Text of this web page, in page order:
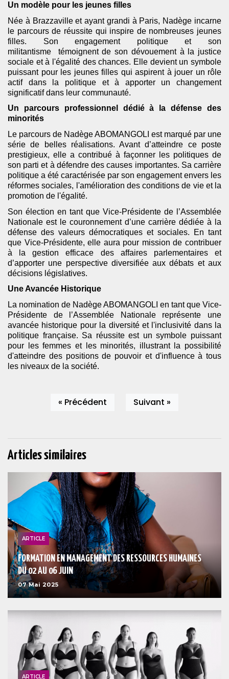
Un modèle pour les jeunes filles
Née à Brazzaville et ayant grandi à Paris, Nadège incarne
le parcours de réussite qui inspire de nombreuses jeunes
filles. Son engagement politique et son
militantisme témoignent de son dévouement à la justice
sociale et à l'égalité des chances. Elle devient un symbole
puissant pour les jeunes filles qui aspirent à jouer un rôle
actif dans la politique et à apporter un changement
significatif dans leur communauté.
Un parcours professionnel dédié à la défense des
minorités
Le parcours de Nadège ABOMANGOLI est marqué par une
série de belles réalisations. Avant d’atteindre ce poste
prestigieux, elle a contribué à façonner les politiques de
son parti et à défendre des causes importantes. Sa carrière
politique a été caractérisée par son engagement envers les
réformes sociales, l'amélioration des conditions de vie et la
promotion de l'égalité.
Son élection en tant que Vice-Présidente de l’Assemblée
Nationale est le couronnement d’une carrière dédiée à la
défense des valeurs démocratiques et sociales. En tant
que Vice-Présidente, elle aura pour mission de contribuer
à la gestion efficace des affaires parlementaires et
d’apporter une perspective diversifiée aux débats et aux
décisions législatives.
Une Avancée Historique
La nomination de Nadège ABOMANGOLI en tant que Vice-
Présidente de l’Assemblée Nationale représente une
avancée historique pour la diversité et l'inclusivité dans la
politique française. Sa réussite est un symbole puissant
pour les femmes et les minorités, illustrant la possibilité
d'atteindre des positions de pouvoir et d'influence à tous
les niveaux de la société.
« Précédent Suivant »
Articles similaires
ARTICLE
FORMATION EN MANAGEMENT DES RESSOURCES HUMAINES
DU 02 AU 06 JUIN
07 Mai 2025
ARTICLE